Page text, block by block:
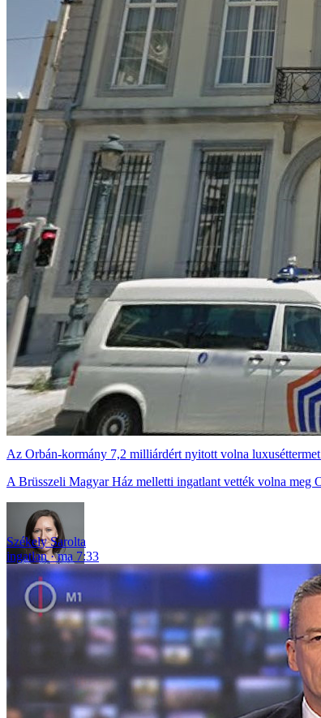
Az Orbán-kormány 7,2 milliárdért nyitott volna
A Brüsszeli Magyar Ház melletti ingatlant vették volna meg
Székely Sarolta
ingatlan
ma 7:33